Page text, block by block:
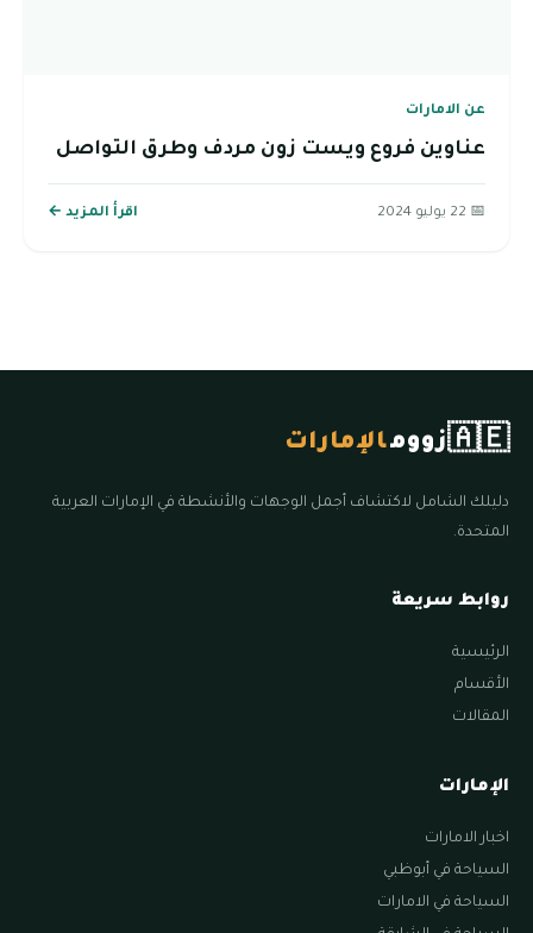
عن الامارات
عناوين فروع ويست زون مردف وطرق التواصل
📅 22 يوليو 2024 اقرأ المزيد ←
🇦🇪زوومالإمارات
دليلك الشامل لاكتشاف أجمل الوجهات والأنشطة في الإمارات العربية
المتحدة.
روابط سريعة
الرئيسية
الأقسام
المقالات
الإمارات
اخبار الامارات
السياحة في أبوظبي
السياحة في الامارات